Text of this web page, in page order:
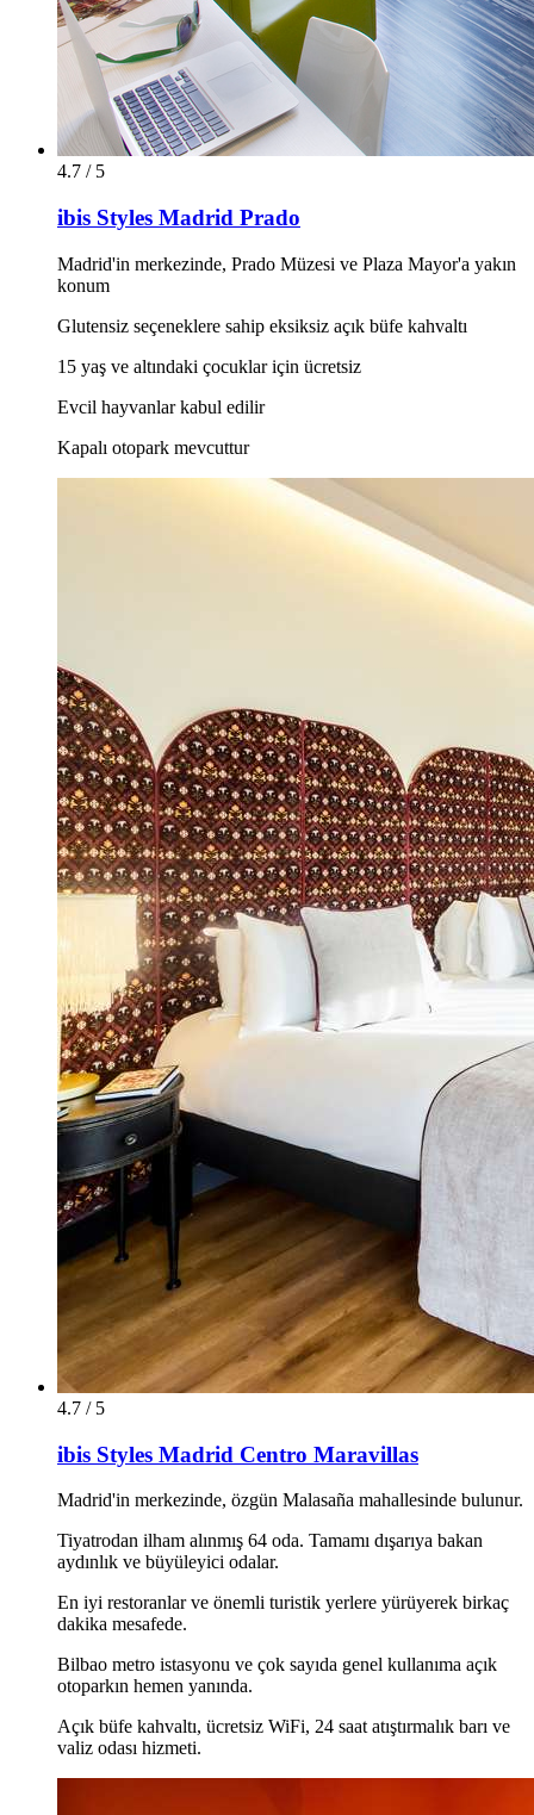
4.7 / 5
ibis Styles Madrid Prado
Madrid'in merkezinde, Prado Müzesi ve Plaza Mayor'a yakın
konum
Glutensiz seçeneklere sahip eksiksiz açık büfe kahvaltı
15 yaş ve altındaki çocuklar için ücretsiz
Evcil hayvanlar kabul edilir
Kapalı otopark mevcuttur
4.7 / 5
ibis Styles Madrid Centro Maravillas
Madrid'in merkezinde, özgün Malasaña mahallesinde bulunur.
Tiyatrodan ilham alınmış 64 oda. Tamamı dışarıya bakan
aydınlık ve büyüleyici odalar.
En iyi restoranlar ve önemli turistik yerlere yürüyerek birkaç
dakika mesafede.
Bilbao metro istasyonu ve çok sayıda genel kullanıma açık
otoparkın hemen yanında.
Açık büfe kahvaltı, ücretsiz WiFi, 24 saat atıştırmalık barı ve
valiz odası hizmeti.